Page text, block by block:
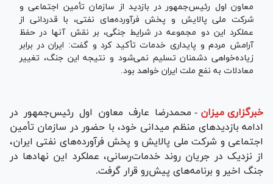
معاون اول رئیس‌جمهور در بازدید از سازمان تأمین اجتماعی و
شرکت ملی پالایش و پخش فرآورده‌های نفتی، با قدردانی از
عملکرد این دو مجموعه در شرایط جنگی، بر نقش آنها در حفظ
آرامش مردم و پایداری خدمات تأکید کرد و گفت: ایران در برابر
زیاده‌خواهی دشمنان تسلیم نمی‌شود و نتیجه این جنگ، تغییر
معادلات به نفع ملت ایران خواهد بود.
خبرگزاری میزان - محمدرضا عارف معاون اول رئیس‌جمهور در
ادامه بازدید‌های منظم میدانی خود، با حضور در سازمان تأمین
اجتماعی و شرکت ملی پالایش و پخش فرآورده‌های نفتی ایران،
از نزدیک در جریان روند خدمات‌رسانی، عملکرد این نهاد‌ها در
جنگ اخیر و برنامه‌های پیش‌رو قرار گرفت.